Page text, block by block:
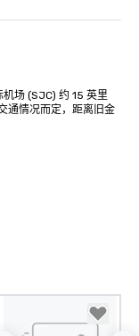
场 (SJC) 约 15 英里
通情况而定，距离旧金